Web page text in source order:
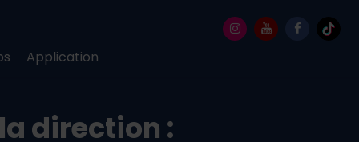
Application
direction :